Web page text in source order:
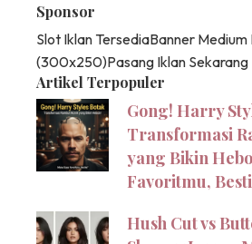
Sponsor
Slot Iklan TersediaBanner
(300x250)Pasang Iklan Sekarang
Artikel Terpopuler
Gong! Harry
Transformasi
yang Bikin
Favoritmu,
Hush Cut vs